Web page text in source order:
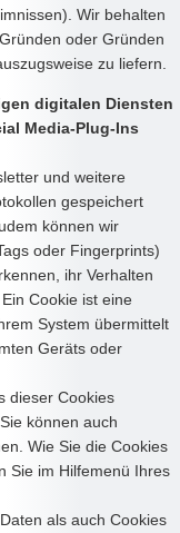
Wir behalten
oder Gründen
zu liefern.
digitalen Diensten
Media-Plug-Ins
und weitere
gespeichert
können wir
oder Fingerprints)
ihr Verhalten
Cookie ist eine
System übermittelt
Geräts oder
dieser Cookies
können auch
Wie Sie die Cookies
Sie im Hilfemenü Ihres
als auch Cookies